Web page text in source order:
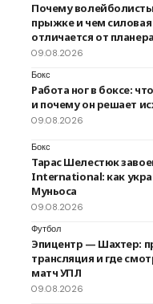
Почему
прыжке и чем
отличается от планера
09.08.2026
Бокс
Работа ног в боксе:
и почему он решает
09.08.2026
Бокс
Тарас Шелестюк
International: как
Муньоса
09.08.2026
Футбол
Эпицентр — Шахтер:
трансляция и где
матч УПЛ
09.08.2026